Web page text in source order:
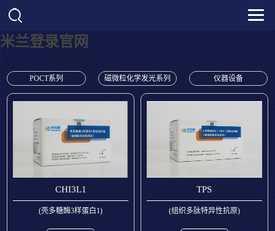
米兰登录官网
POCT系列 磁微粒化学发光系列 仪器设备
CHI3L1
(壳多糖酶3样蛋白1)
TPS
(组织多肽特异性抗原)